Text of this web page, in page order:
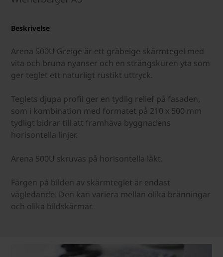
Beskrivelse
Arena 500U Greige är ett gråbeige skärmtegel med
vita och bruna nyanser och en strängskuren yta som
ger teglet ett naturligt rustikt uttryck.
Teglets djupa profil ger en tydlig relief på fasaden,
som i kombination med formatet på 210 x 500 mm
tydligt bidrar till att framhäva byggnadens
horisontella linjer.
Arena 500U skruvas på horisontella läkt.
Färgen på bilden av skärmteglet är endast
vägledande. Den kan variera mellan olika bränningar
och olika bildskärmar.